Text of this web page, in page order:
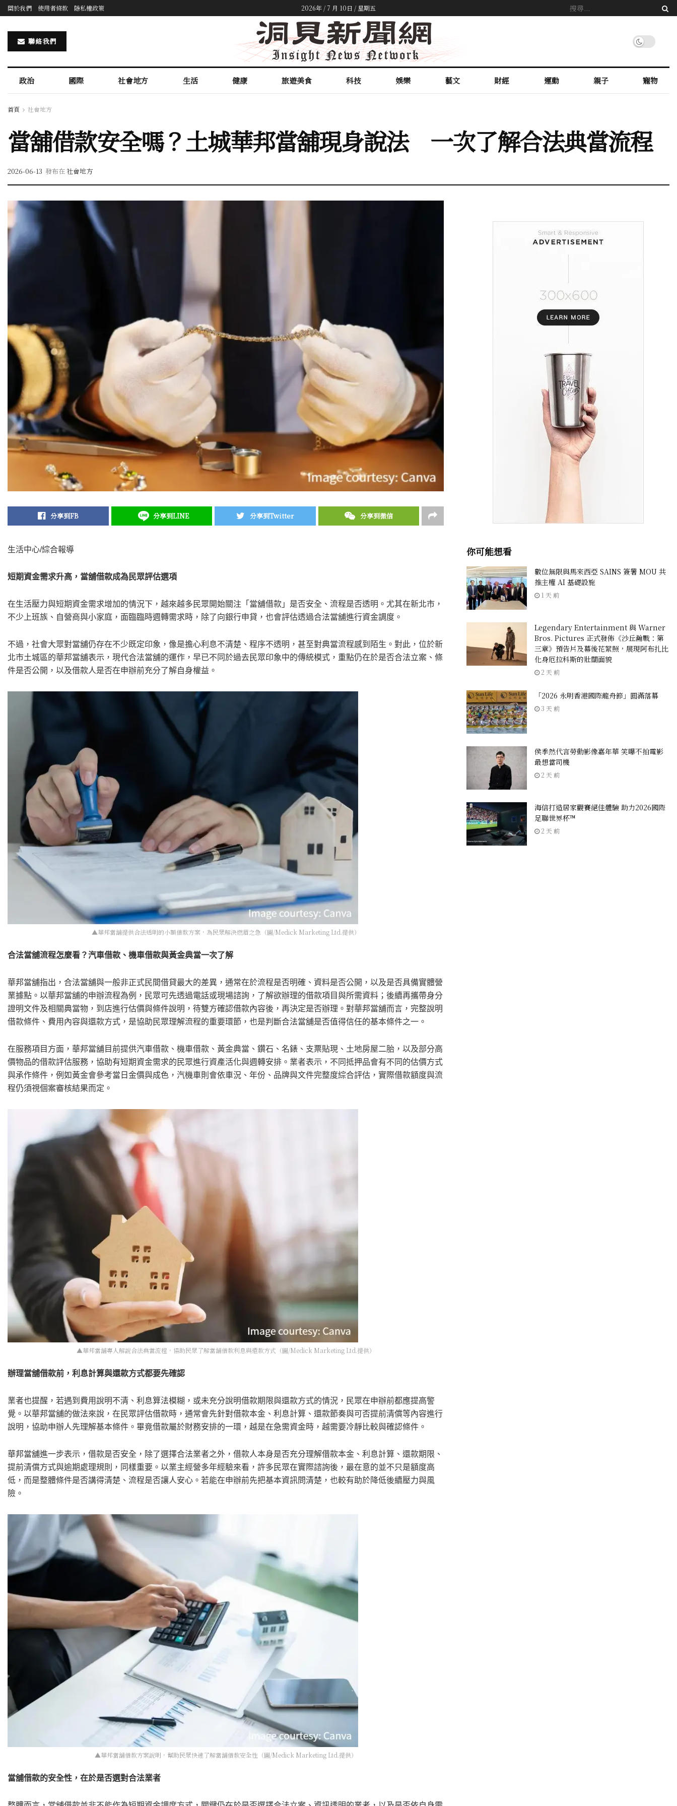
關於我們 使用者條款 隱私權政策 2026年 / 7 月 10日 / 星期五
聯絡我們
政治 國際 社會地方 生活 健康 旅遊美食 科技 娛樂 藝文 財經 運動 親子 寵物
首頁 社會地方
當舖借款安全嗎？土城華邦當舖現身說法 一次了解合法典當流程
2026-06-13 發布在 社會地方
分享到FB 分享到LINE 分享到Twitter 分享到微信
生活中心/綜合報導
短期資金需求升高，當舖借款成為民眾評估選項
在生活壓力與短期資金需求增加的情況下，越來越多民眾開始關注「當舖借款」是否安全、流程是否透明。尤其在新北市，
不少上班族、自營商與小家庭，面臨臨時週轉需求時，除了向銀行申貸，也會評估透過合法當舖進行資金調度。
不過，社會大眾對當舖仍存在不少既定印象，像是擔心利息不清楚、程序不透明，甚至對典當流程感到陌生。對此，位於新
北市土城區的華邦當舖表示，現代合法當舖的運作，早已不同於過去民眾印象中的傳統模式，重點仍在於是否合法立案、條
件是否公開，以及借款人是否在申辦前充分了解自身權益。
▲華邦當舖提供合法透明的小額借款方案，為民眾解決燃眉之急（圖/Medick Marketing Ltd.提供）
合法當舖流程怎麼看？汽車借款、機車借款與黃金典當一次了解
華邦當舖指出，合法當舖與一般非正式民間借貸最大的差異，通常在於流程是否明確、資料是否公開，以及是否具備實體營
業據點。以華邦當舖的申辦流程為例，民眾可先透過電話或現場諮詢，了解欲辦理的借款項目與所需資料；後續再攜帶身分
證明文件及相關典當物，到店進行估價與條件說明，待雙方確認借款內容後，再決定是否辦理。對華邦當舖而言，完整說明
借款條件、費用內容與還款方式，是協助民眾理解流程的重要環節，也是判斷合法當舖是否值得信任的基本條件之一。
在服務項目方面，華邦當舖目前提供汽車借款、機車借款、黃金典當、鑽石、名錶、支票貼現、土地房屋二胎，以及部分高
價物品的借款評估服務，協助有短期資金需求的民眾進行資產活化與週轉安排。業者表示，不同抵押品會有不同的估價方式
與承作條件，例如黃金會參考當日金價與成色，汽機車則會依車況、年份、品牌與文件完整度綜合評估，實際借款額度與流
程仍須視個案審核結果而定。
▲華邦當舖專人解說合法典當流程，協助民眾了解當舖借款利息與還款方式（圖/Medick Marketing Ltd.提供）
辦理當舖借款前，利息計算與還款方式都要先確認
業者也提醒，若遇到費用說明不清、利息算法模糊，或未充分說明借款期限與還款方式的情況，民眾在申辦前都應提高警
覺。以華邦當舖的做法來說，在民眾評估借款時，通常會先針對借款本金、利息計算、還款節奏與可否提前清償等內容進行
說明，協助申辦人先理解基本條件。畢竟借款屬於財務安排的一環，越是在急需資金時，越需要冷靜比較與確認條件。
華邦當舖進一步表示，借款是否安全，除了選擇合法業者之外，借款人本身是否充分理解借款本金、利息計算、還款期限、
提前清償方式與逾期處理規則，同樣重要。以業主經營多年經驗來看，許多民眾在實際諮詢後，最在意的並不只是額度高
低，而是整體條件是否講得清楚、流程是否讓人安心。若能在申辦前先把基本資訊問清楚，也較有助於降低後續壓力與風
險。
▲華邦當舖借款方案說明，幫助民眾快速了解當舖借款安全性（圖/Medick Marketing Ltd.提供）
當舖借款的安全性，在於是否選對合法業者
你可能想看
數位無限與馬來西亞 SAINS 簽署 MOU 共
推主權 AI 基礎設施
1 天 前
Legendary Entertainment 與 Warner
Bros. Pictures 正式發佈《沙丘瀚戰：第
三章》預告片及幕後花絮照，展現阿布扎比
化身厄拉科斯的壯闊面貌
2 天 前
「2026 永明香港國際龍舟節」圓滿落幕
3 天 前
侯季然代言勞動影像嘉年華 笑曝不拍電影
最想當司機
2 天 前
海信打造居家觀賽絕佳體驗 助力2026國際
足聯世界杯™
2 天 前